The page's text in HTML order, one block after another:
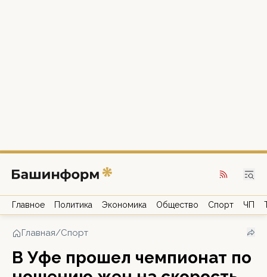
Главное Политика Экономика Общество Спорт ЧП
Главная/Спорт
В Уфе прошел чемпионат по